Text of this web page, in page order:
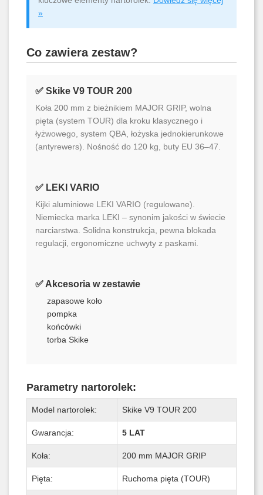
»
Co zawiera zestaw?
✅ Skike V9 TOUR 200
Koła 200 mm z bieżnikiem MAJOR GRIP, wolna
pięta (system TOUR) dla kroku klasycznego i
łyżwowego, system QBA, łożyska jednokierunkowe
(antyrewers). Nośność do 120 kg, buty EU 36–47.
✅ LEKI VARIO
Kijki aluminiowe LEKI VARIO (regulowane).
Niemiecka marka LEKI – synonim jakości w świecie
narciarstwa. Solidna konstrukcja, pewna blokada
regulacji, ergonomiczne uchwyty z paskami.
✅ Akcesoria w zestawie
zapasowe koło
pompka
końcówki
torba Skike
Parametry nartorolek:
Model nartorolek: Skike V9 TOUR 200
Gwarancja: 5 LAT
Koła: 200 mm MAJOR GRIP
Pięta: Ruchoma pięta (TOUR)